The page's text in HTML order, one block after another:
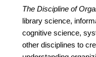
The Discipline of
library science,
cognitive science,
other disciplines to